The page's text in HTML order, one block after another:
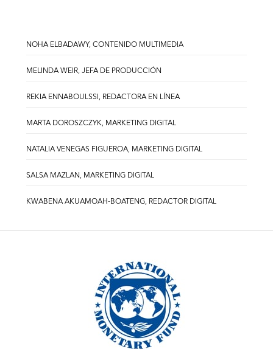
NOHA ELBADAWY, CONTENIDO MULTIMEDIA
MELINDA WEIR, JEFA DE PRODUCCIÓN
REKIA ENNABOULSSI, REDACTORA EN LÍNEA
MARTA DOROSZCZYK, MARKETING DIGITAL
NATALIA VENEGAS FIGUEROA, MARKETING DIGITAL
SALSA MAZLAN, MARKETING DIGITAL
KWABENA AKUAMOAH-BOATENG, REDACTOR DIGITAL